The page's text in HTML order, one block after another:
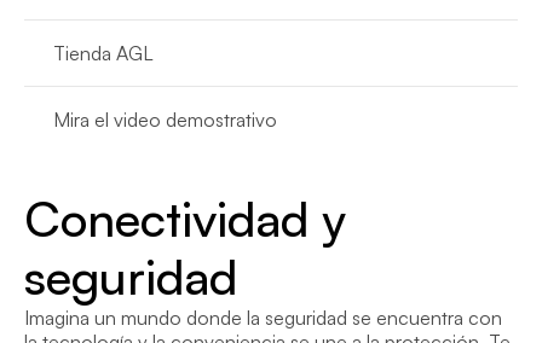
Tienda AGL
Mira el video demostrativo
Conectividad y
seguridad
Imagina un mundo donde la seguridad se encuentra con